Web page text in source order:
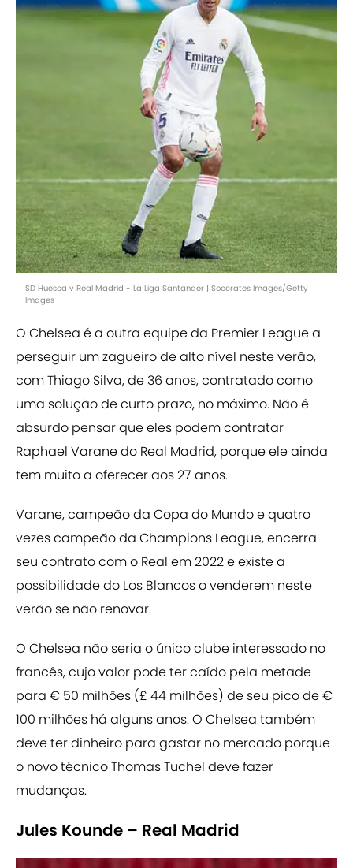
SD Huesca v Real Madrid - La Liga Santander | Soccrates Images/Getty
Images
O Chelsea é a outra equipe da Premier League a
perseguir um zagueiro de alto nível neste verão,
com Thiago Silva, de 36 anos, contratado como
uma solução de curto prazo, no máximo. Não é
absurdo pensar que eles podem contratar
Raphael Varane do Real Madrid, porque ele ainda
tem muito a oferecer aos 27 anos.
Varane, campeão da Copa do Mundo e quatro
vezes campeão da Champions League, encerra
seu contrato com o Real em 2022 e existe a
possibilidade do Los Blancos o venderem neste
verão se não renovar.
O Chelsea não seria o único clube interessado no
francês, cujo valor pode ter caído pela metade
para € 50 milhões (£ 44 milhões) de seu pico de €
100 milhões há alguns anos. O Chelsea também
deve ter dinheiro para gastar no mercado porque
o novo técnico Thomas Tuchel deve fazer
mudanças.
Jules Kounde – Real Madrid